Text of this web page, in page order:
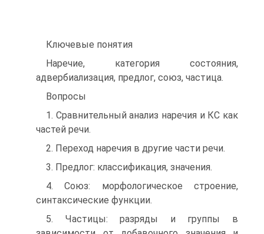
Ключевые понятия
Наречие, категория состояния,
адвербиализация, предлог, союз, частица.
Вопросы
1. Сравнительный анализ наречия и КС как
частей речи.
2. Переход наречия в другие части речи.
3. Предлог: классификация, значения.
4. Союз: морфологическое строение,
синтаксические функции.
5. Частицы: разряды и группы в